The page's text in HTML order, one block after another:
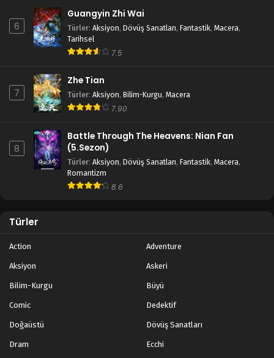
6
Guangyin Zhi Wai
Türler: Aksiyon, Dövüş Sanatları, Fantastik, Macera,
Tarihsel
7.5
7
Zhe Tian
Türler: Aksiyon, Bilim-Kurgu, Macera
7.90
8
Battle Through The Heavens: Nian Fan
(5.Sezon)
Türler: Aksiyon, Dövüş Sanatları, Fantastik, Macera,
Romantizm
8.6
Türler
Action Adventure
Aksiyon Askeri
Bilim-Kurgu Büyü
Comic Dedektif
Doğaüstü Dövüş Sanatları
Dram Ecchi